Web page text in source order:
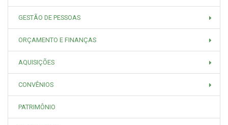
GESTÃO DE PESSOAS
ORÇAMENTO E FINANÇAS
AQUISIÇÕES
CONVÊNIOS
PATRIMÔNIO